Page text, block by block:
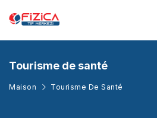
Tourisme de santé
Maison Tourisme De Santé